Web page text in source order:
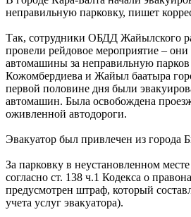
неправильную парковку, пишет
Так, сотрудники ОБДД Жайылского
провели рейдовое мероприятие – они
автомашины за неправильную
Кожомбердиева и Жайыл баатыра
первой половине дня были
автомашин. Была освобождена
оживленной автодороги.
Эвакуатор был привлечен из города
За парковку в неустановленном
согласно ст. 138 ч.1 Кодекса о
предусмотрен штраф, который
учета услуг эвакуатора).